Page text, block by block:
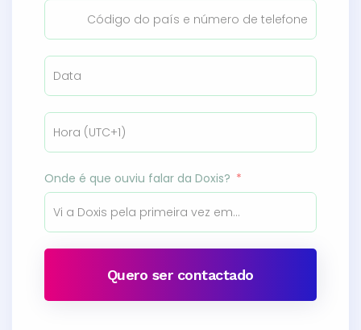
Onde é que ouviu falar da Doxis?
Quero ser contactado